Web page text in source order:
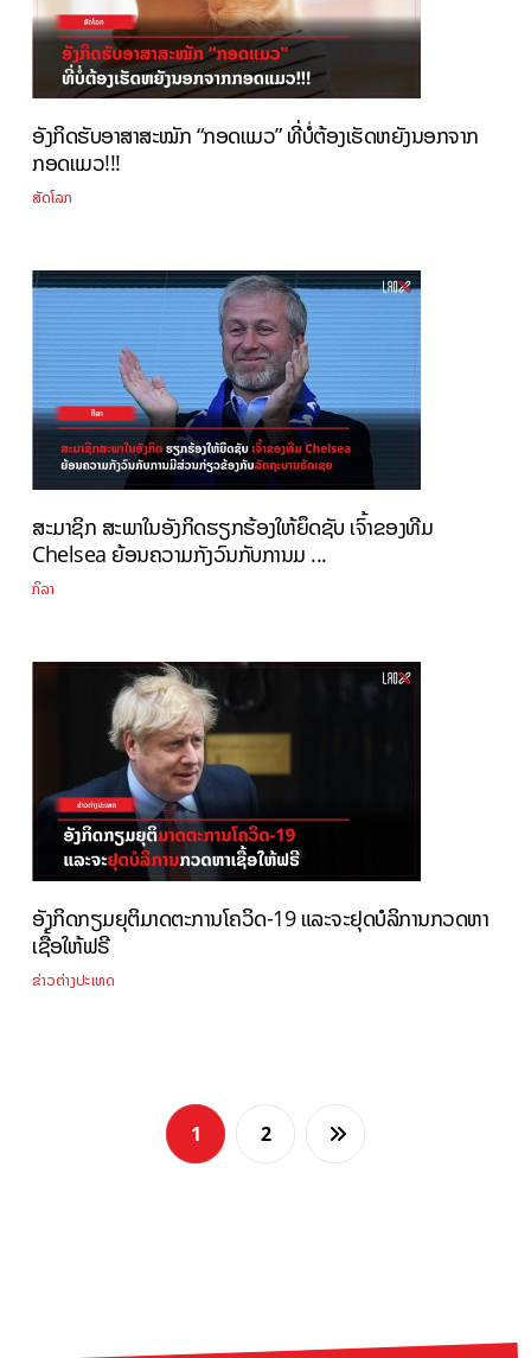
ອັງກິດຮັບອາສາສະໝັກ “ກອດແມວ” ທີ່ບໍ່ຕ້ອງເຮັດຫຍັງນອກຈາກ
ກອດແມວ!!!
ສັດໂລກ
ສະມາຊິກ ສະພາໃນອັງກິດຮຽກຮ້ອງໃຫ້ຍຶດຊັບ ເຈົ້າຂອງທີມ
Chelsea ຍ້ອນຄວາມກັງວົນກັບການມ ...
ກິລາ
ອັງກິດກຽມຍຸຕິມາດຕະການໂຄວິດ-19 ແລະຈະຢຸດບໍລິການກວດຫາ
ເຊື້ອໃຫ້ຟຣີ
ຂ່າວຕ່າງປະເທດ
1 2